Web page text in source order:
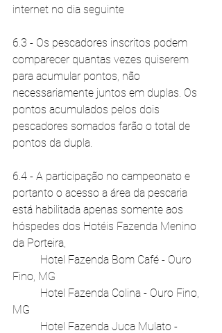
internet no dia seguinte
6.3 - Os pescadores inscritos podem
comparecer quantas vezes quiserem
para acumular pontos, não
necessariamente juntos em duplas. Os
pontos acumulados pelos dois
pescadores somados farão o total de
pontos da dupla.
6.4 - A participação no campeonato e
portanto o acesso a área da pescaria
está habilitada apenas somente aos
hóspedes dos Hotéis Fazenda Menino
da Porteira,
Fino, MG
MG